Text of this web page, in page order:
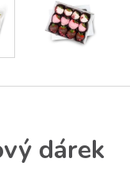
dárek